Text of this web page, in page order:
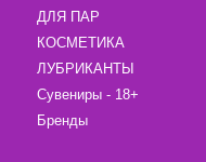
ДЛЯ ПАР
КОСМЕТИКА
ЛУБРИКАНТЫ
Сувениры - 18+
Бренды